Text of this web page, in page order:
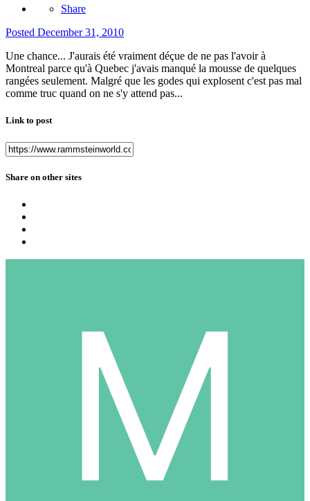
Share
Posted December 31, 2010
Une chance... J'aurais été vraiment déçue de ne pas l'avoir à
Montreal parce qu'à Quebec j'avais manqué la mousse de quelques
rangées seulement. Malgré que les godes qui explosent c'est pas mal
comme truc quand on ne s'y attend pas...
Link to post
Share on other sites